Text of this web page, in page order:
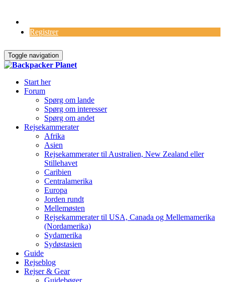
Registrer
Toggle navigation
Start her
Forum
Spørg om lande
Spørg om interesser
Spørg om andet
Rejsekammerater
Afrika
Asien
Rejsekammerater til Australien, New Zealand eller
Stillehavet
Caribien
Centralamerika
Europa
Jorden rundt
Mellemøsten
Rejsekammerater til USA, Canada og Mellemamerika
(Nordamerika)
Sydamerika
Sydøstasien
Guide
Rejseblog
Rejser & Gear
Guidebøger